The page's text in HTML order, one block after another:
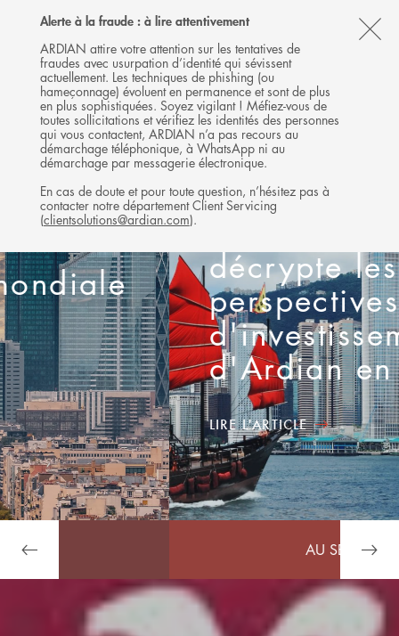
Alerte à la fraude : à lire attentivement
ARDIAN attire votre attention sur les tentatives de
fraudes avec usurpation d’identité qui sévissent
actuellement. Les techniques de phishing (ou
hameçonnage) évoluent en permanence et sont de plus
en plus sophistiquées. Soyez vigilant ! Méfiez-vous de
toutes sollicitations et vérifiez les identités des personnes
qui vous contactent, ARDIAN n’a pas recours au
démarchage téléphonique, à WhatsApp ni au
démarchage par messagerie électronique.
En cas de doute et pour toute question, n’hésitez pas à
contacter notre département Client Servicing
(clientsolutions@ardian.com).
Follow
Ardian
on
X
Follow
Ardian
on
LinkedIn
Follow
Ardian
on
YouTube
Ardian
on
Jobs
on
LinkedIn
MENU
Depuis Hong Kong :
Jan Philipp Schmitz
décrypte les
perspectives
d'investissement
d'Ardian en Asie
LIRE L'ARTICLE